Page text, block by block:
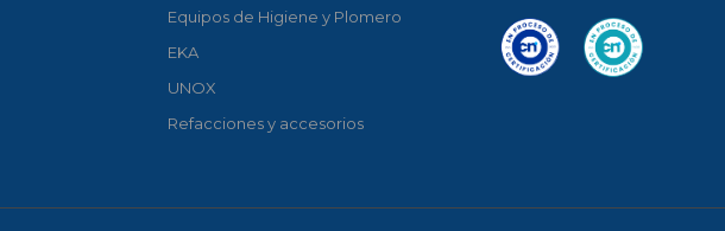
Equipos de Higiene y Plomero
EKA
UNOX
Refacciones y accesorios